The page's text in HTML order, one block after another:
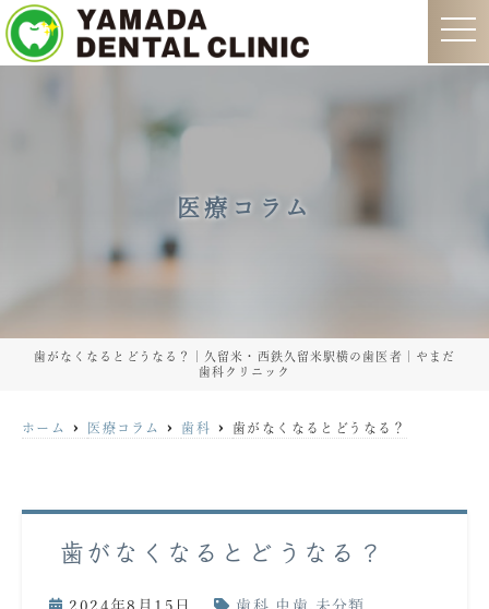
医療コラム
歯がなくなるとどうなる？｜久留米・西鉄久留米駅横の歯医者｜やまだ
歯科クリニック
t
o
ホーム 医療コラム 歯科 歯がなくなるとどうなる？
歯がなくなるとどうなる？
2024年8月15日 歯科, 虫歯 , 未分類